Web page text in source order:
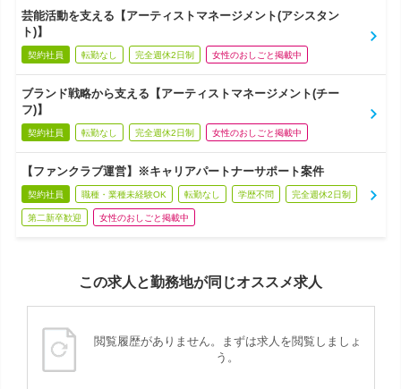
芸能活動を支える【アーティストマネージメント(アシスタン
ト)】
契約社員 転勤なし 完全週休2日制 女性のおしごと掲載中
ブランド戦略から支える【アーティストマネージメント(チー
フ)】
契約社員 転勤なし 完全週休2日制 女性のおしごと掲載中
【ファンクラブ運営】※キャリアパートナーサポート案件
契約社員 職種・業種未経験OK 転勤なし 学歴不問 完全週休2日制
第二新卒歓迎 女性のおしごと掲載中
この求人と勤務地が同じオススメ求人
閲覧履歴がありません。まずは求人を閲覧しましょ
う。